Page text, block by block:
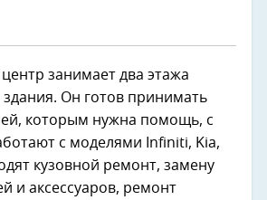
центр занимает два этажа
здания. Он готов принимать
которым нужна помощь, с
с моделями ​Infiniti​, Kia,
кузовной ремонт, замену
и аксессуаров, ремонт